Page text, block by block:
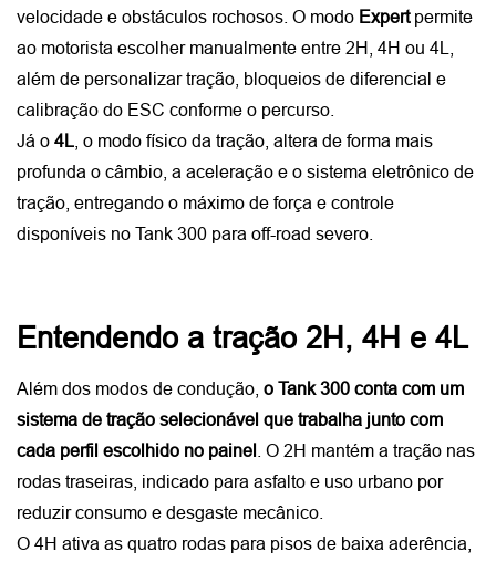
velocidade e obstáculos rochosos. O modo Expert permite
ao motorista escolher manualmente entre 2H, 4H ou 4L,
além de personalizar tração, bloqueios de diferencial e
calibração do ESC conforme o percurso.
Já o 4L , o modo físico da tração, altera de forma mais
profunda o câmbio, a aceleração e o sistema eletrônico de
tração, entregando o máximo de força e controle
disponíveis no Tank 300 para off-road severo.
Entendendo a tração 2H, 4H e 4L
Além dos modos de condução, o Tank 300 conta com um
sistema de tração selecionável que trabalha junto com
cada perfil escolhido no painel . O 2H mantém a tração nas
rodas traseiras, indicado para asfalto e uso urbano por
reduzir consumo e desgaste mecânico.
O 4H ativa as quatro rodas para pisos de baixa aderência,